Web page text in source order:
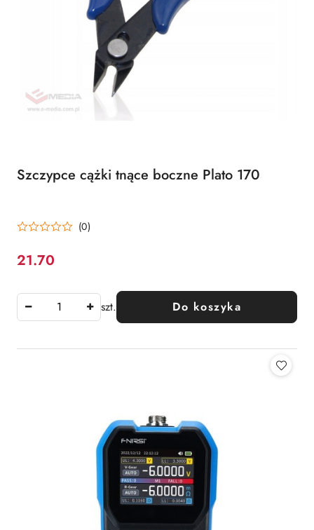
Szczypce cążki tnące boczne Plato 170
(0)
Cena:
21.70
szt. Do koszyka